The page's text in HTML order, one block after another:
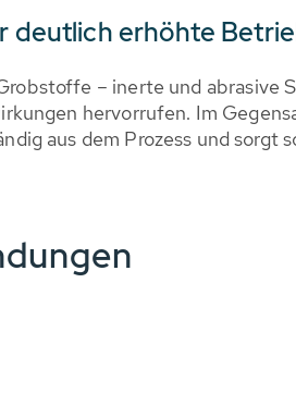
deutlich erhöhte
– inerte und abrasive
hervorrufen. Im
aus dem Prozess und